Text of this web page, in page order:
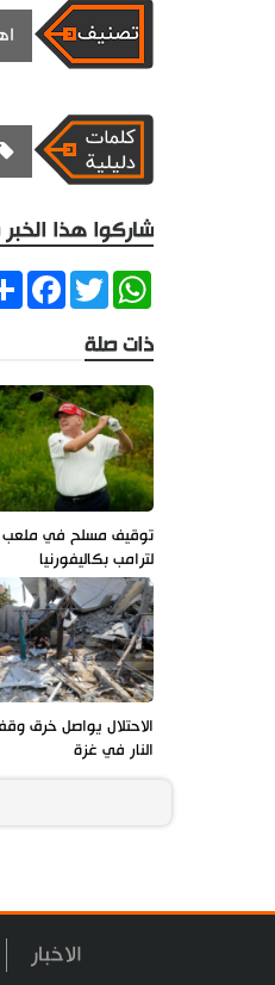
شاركوا هذا
FacebookTwitter
WhatsApp
ذات صلة
توقيف مسلح في ملعب
لترامب بكاليفورنيا
الاحتلال يواصل خرق
النار في غزة
الاخبار